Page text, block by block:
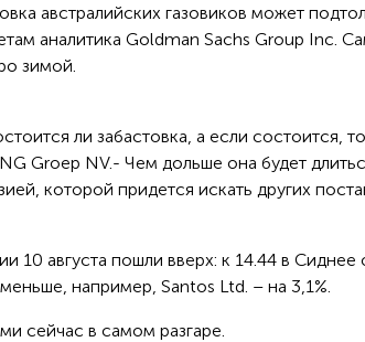
австралийских газовиков может
аналитика Goldman Sachs Group Inc.
зимой.
ли забастовка, а если состоится,
Groep NV.- Чем дольше она будет
которой придется искать других
10 августа пошли вверх: к 14.44 в Сиднее
например, Santos Ltd. – на 3,1%.
сейчас в самом разгаре.